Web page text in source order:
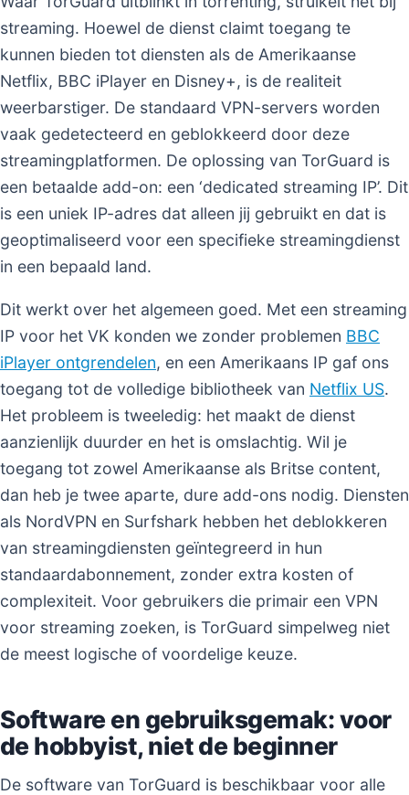
streaming. Hoewel de dienst claimt toegang te
kunnen bieden tot diensten als de Amerikaanse
Netflix, BBC iPlayer en Disney+, is de realiteit
weerbarstiger. De standaard VPN-servers worden
vaak gedetecteerd en geblokkeerd door deze
streamingplatformen. De oplossing van TorGuard is
een betaalde add-on: een ‘dedicated streaming IP’. Dit
is een uniek IP-adres dat alleen jij gebruikt en dat is
geoptimaliseerd voor een specifieke streamingdienst
in een bepaald land.
Dit werkt over het algemeen goed. Met een streaming
IP voor het VK konden we zonder problemen BBC
iPlayer ontgrendelen, en een Amerikaans IP gaf ons
toegang tot de volledige bibliotheek van Netflix US.
Het probleem is tweeledig: het maakt de dienst
aanzienlijk duurder en het is omslachtig. Wil je
toegang tot zowel Amerikaanse als Britse content,
dan heb je twee aparte, dure add-ons nodig. Diensten
als NordVPN en Surfshark hebben het deblokkeren
van streamingdiensten geïntegreerd in hun
standaardabonnement, zonder extra kosten of
complexiteit. Voor gebruikers die primair een VPN
voor streaming zoeken, is TorGuard simpelweg niet
de meest logische of voordelige keuze.
Software en gebruiksgemak: voor
de hobbyist, niet de beginner
De software van TorGuard is beschikbaar voor alle